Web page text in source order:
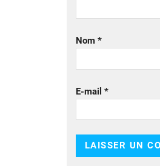
Nom *
E-mail *